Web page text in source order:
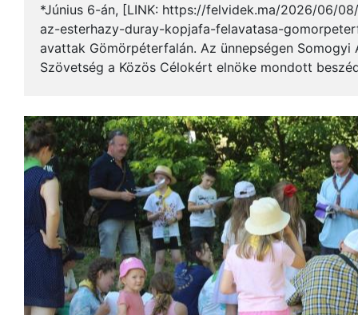
*Június 6-án, [LINK: https://felvidek.ma/2026/06/
az-esterhazy-duray-kopjafa-felavatasa-
avattak Gömörpéterfalán. Az ünnepségen
Szövetség a Közös Célokért elnöke mondott